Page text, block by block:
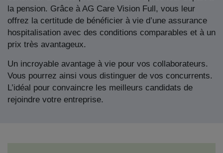
la pension. Grâce à AG Care Vision Full, vous leur
offrez la certitude de bénéficier à vie d’une assurance
hospitalisation avec des conditions comparables et à un
prix très avantageux.
Un incroyable avantage à vie pour vos collaborateurs.
Vous pourrez ainsi vous distinguer de vos concurrents.
L’idéal pour convaincre les meilleurs candidats de
rejoindre votre entreprise.